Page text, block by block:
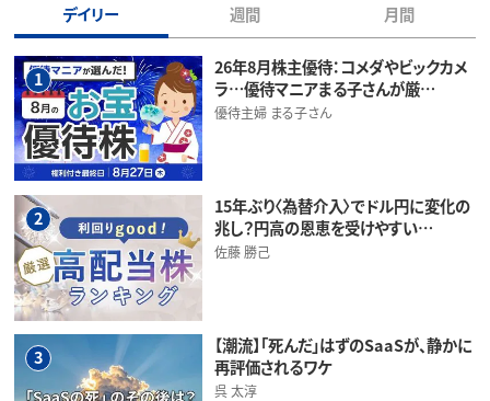
デイリー 週間 月間
1
26年8月株主優待：コメダやビックカメ
ラ…優待マニアまる子さんが厳…
優待主婦 まる子さん
2
15年ぶり〈為替介入〉でドル円に変化の
兆し？円高の恩恵を受けやすい…
佐藤 勝己
3
【潮流】「死んだ」はずのSaaSが、静かに
再評価されるワケ
呉 太淳